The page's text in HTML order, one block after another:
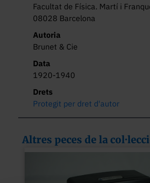
Facultat de Física. Martí i
08028 Barcelona
Autoria
Brunet & Cie
Data
1920-1940
Drets
Protegit per dret d'autor
Altres peces de la